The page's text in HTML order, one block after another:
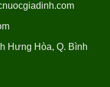
Hưng Hòa, Q. Bình